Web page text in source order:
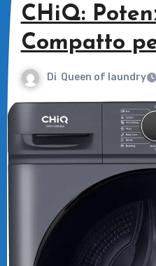
CHiQ:
Compatto
Di Queen of laundry